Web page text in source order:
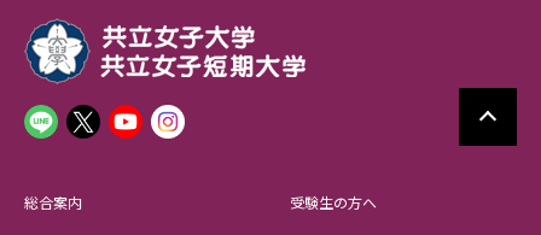
総合案内 受験生の方へ